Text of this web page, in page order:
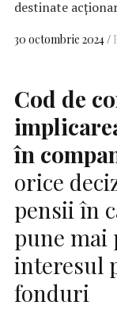
destinate
30 octombrie 2024
Cod de
în
orice
pensii în
pune mai
interesul
fonduri